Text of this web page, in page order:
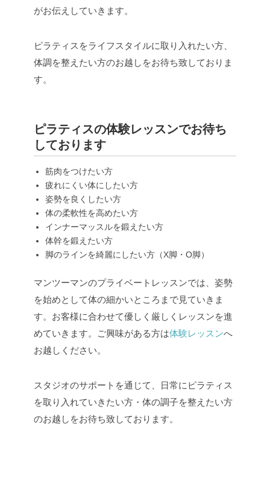
がお伝えしていきます。
ピラティスをライフスタイルに取り入れたい方、
体調を整えたい方のお越しをお待ち致しておりま
す。
ピラティスの体験レッスンでお待ち
しております
筋肉をつけたい方
疲れにくい体にしたい方
姿勢を良くしたい方
体の柔軟性を高めたい方
インナーマッスルを鍛えたい方
体幹を鍛えたい方
脚のラインを綺麗にしたい方（X脚・O脚）
マンツーマンのプライベートレッスンでは、姿勢
を始めとして体の細かいところまで見ていきま
す。お客様に合わせて優しく厳しくレッスンを進
めていきます。ご興味がある方は体験レッスンへ
お越しください。
スタジオのサポートを通じて、日常にピラティス
を取り入れていきたい方・体の調子を整えたい方
のお越しをお待ち致しております。